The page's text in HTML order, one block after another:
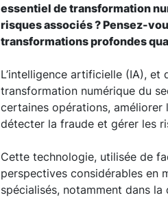
essentiel de transformation
risques associés ? Pensez-
transformations profondes
L’intelligence artificielle (IA), et
transformation numérique du
certaines opérations, améliorer
détecter la fraude et gérer les
Cette technologie, utilisée de
perspectives considérables en
spécialisés, notamment dans